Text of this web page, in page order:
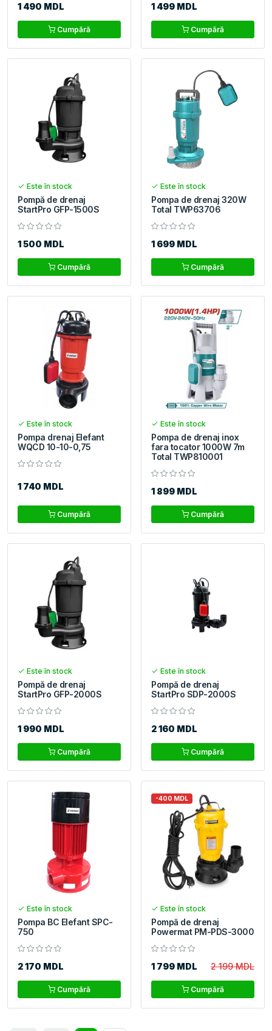
1 490 MDL
Cumpără
1 499 MDL
Cumpără
Este în stock
Pompă de drenaj
StartPro GFP-1500S
1 500 MDL
Cumpără
Este în stock
Pompa de drenaj 320W
Total TWP63706
1 699 MDL
Cumpără
Este în stock
Pompa drenaj Elefant
WQCD 10-10-0,75
1 740 MDL
Cumpără
Este în stock
Pompa de drenaj inox
fara tocator 1000W 7m
Total TWP810001
1 899 MDL
Cumpără
Este în stock
Pompă de drenaj
StartPro GFP-2000S
1 990 MDL
Cumpără
Este în stock
Pompă de drenaj
StartPro SDP-2000S
2 160 MDL
Cumpără
Este în stock
Pompa BC Elefant SPC-
750
2 170 MDL
Cumpără
-400 MDL
Este în stock
Pompă de drenaj
Powermat PM-PDS-3000
1 799 MDL 2 199 MDL
Cumpără